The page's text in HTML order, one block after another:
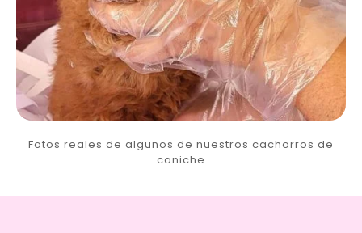
Fotos reales de algunos de nuestros cachorros de
caniche